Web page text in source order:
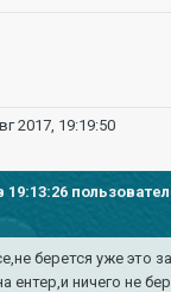
2017, 19:19:50
19:13:26
берется уже это
ентер,и ничего не